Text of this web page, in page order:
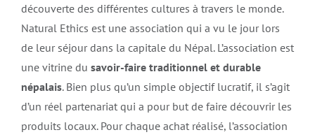
découverte des différentes cultures à travers le monde.
Natural Ethics est une association qui a vu le jour lors
de leur séjour dans la capitale du Népal. L’association est
une vitrine du savoir-faire traditionnel et durable
népalais. Bien plus qu’un simple objectif lucratif, il s’agit
d’un réel partenariat qui a pour but de faire découvrir les
produits locaux. Pour chaque achat réalisé, l’association